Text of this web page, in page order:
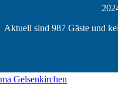
Aktuell sind 987 Gäste und